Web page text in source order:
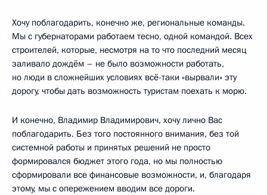
Хочу поблагодарить, конечно же, региональные команды.
Мы с губернаторами работаем тесно, одной командой. Всех
строителей, которые, несмотря на то что последний месяц
заливало дождём – не было возможности работать,
но люди в сложнейших условиях всё-таки «вырвали» эту
дорогу, чтобы дать возможность туристам поехать к морю.
И конечно, Владимир Владимирович, хочу лично Вас
поблагодарить. Без того постоянного внимания, без той
системной работы и принятых решений не просто
формировался бюджет этого года, но мы полностью
сформировали все финансовые возможности, и, благодаря
этому, мы с опережением вводим все дороги.